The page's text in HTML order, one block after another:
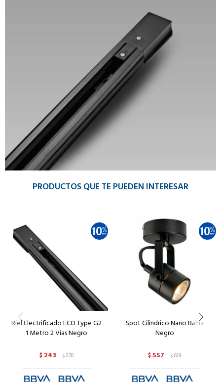
PRODUCTOS QUE TE PUEDEN INTERESAR
Riel Electrificado ECO Type G2
1 Metro 2 Vias Negro
$ 243 $270
Spot Cilindrico Nano Bahía
Negro
$557 $619